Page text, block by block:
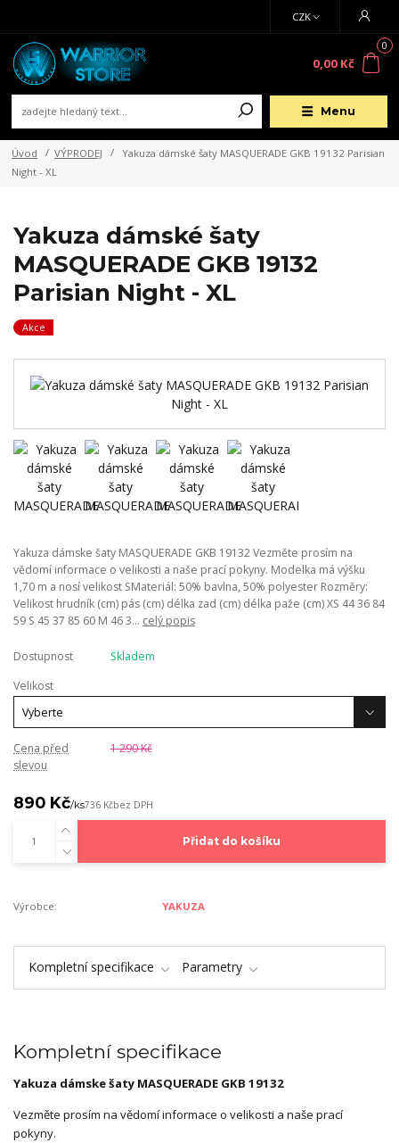
Menu
CZK
0
0,00 Kč
Úvod VÝPRODEJ
Yakuza dámské šaty MASQUERADE GKB 19132 Parisian
Night - XL
Yakuza dámské šaty
MASQUERADE GKB 19132
Parisian Night - XL
Akce
Yakuza dámske šaty MASQUERADE GKB 19132 Vezměte prosím na
vědomí informace o velikosti a naše prací pokyny. Modelka má výšku
1,70 m a nosí velikost SMateriál: 50% bavlna, 50% polyester Rozměry:
Velikost hrudník (cm) pás (cm) délka zad (cm) délka paže (cm) XS 44 36 84
59 S 45 37 85 60 M 46 3... celý popis
Dostupnost
Skladem
Velikost
Cena před
slevou
1 290 Kč
890 Kč/ks736 Kčbez DPH
Přidat do košíku
Výrobce: YAKUZA
Kompletní specifikace Parametry
Kompletní specifikace
Yakuza dámske šaty MASQUERADE GKB 19132
Vezměte prosím na vědomí informace o velikosti a naše prací
pokyny.